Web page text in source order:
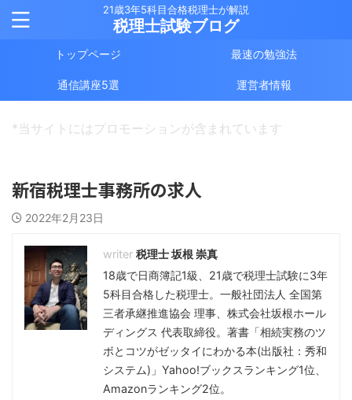
21歳3年5科目合格税理士が解説
税理士試験ブログ
トップページ 最速の勉強法
通信講座5選 運営者情報
*当サイトにはプロモーションが含まれています
新宿税理士事務所の求人
2022年2月23日
税理士 坂根 崇真
18歳で日商簿記1級、21歳で税理士試験に3年
5科目合格した税理士。一般社団法人 全国第
三者承継推進協会 理事、株式会社坂根ホール
ディングス 代表取締役。著書「相続実務のツ
ボとコツがゼッタイにわかる本(出版社：秀和
システム)」Yahoo!ブックスランキング1位、
Amazonランキング2位。